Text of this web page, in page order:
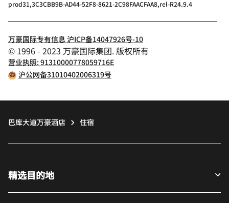
prod31,3C3CBB9B-AD44-52F8-8621-2C98FAACFAA8,rel-R24.9.4
万豪国际专有信息 沪ICP备14047926号-10
© 1996 - 2023 万豪国际集团. 版权所有
营业执照: 91310000778059716E
沪公网备31010402006319号
巴库大道万豪酒店 住宿
精选目的地